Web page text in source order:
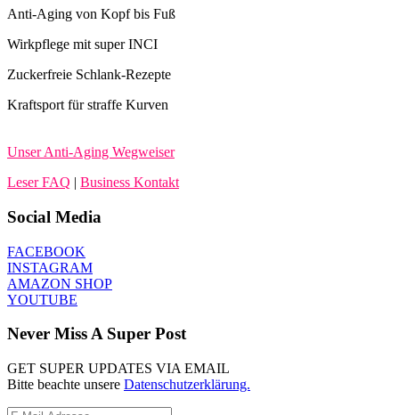
Anti-Aging von Kopf bis Fuß
Wirkpflege mit super INCI
Zuckerfreie Schlank-Rezepte
Kraftsport für straffe Kurven
Unser Anti-Aging Wegweiser
Leser FAQ | Business Kontakt
Social Media
FACEBOOK
INSTAGRAM
AMAZON SHOP
YOUTUBE
Never Miss A Super Post
GET SUPER UPDATES VIA EMAIL
Bitte beachte unsere Datenschutzerklärung.